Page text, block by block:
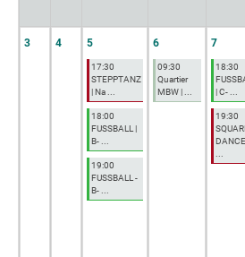
3 4 5
17:30
STEPPTANZ
| Na ...
18:00
FUSSBALL |
B- ...
19:00
FUSSBALL -
B- ...
6
09:30
Quartier
MBW | ...
7
18:30
| C- ...
19:30
DANCE |
...